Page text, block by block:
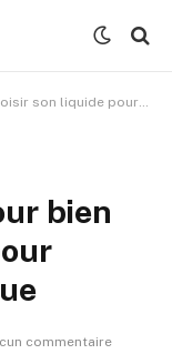
pour cigarette électronique
bien
commentaire